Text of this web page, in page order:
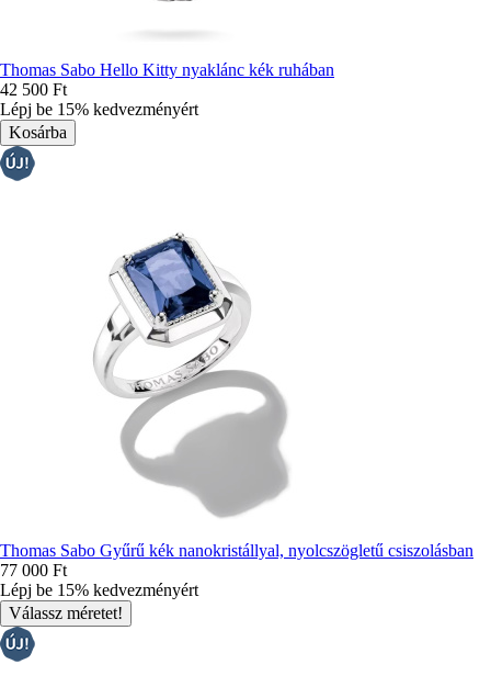
Thomas Sabo Hello Kitty nyaklánc kék ruhában
42 500 Ft
Lépj be 15% kedvezményért
Thomas Sabo Gyűrű kék ​​nanokristállyal, nyolcszögletű csiszolásban
77 000 Ft
Lépj be 15% kedvezményért